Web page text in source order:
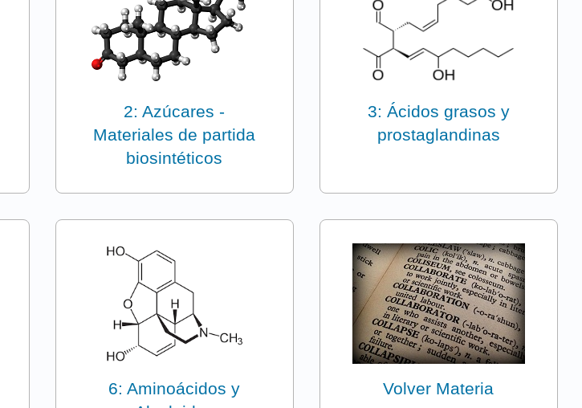
2: Azúcares -
Materiales de partida
biosintéticos
3: Ácidos grasos y
prostaglandinas
6: Aminoácidos y
Volver Materia